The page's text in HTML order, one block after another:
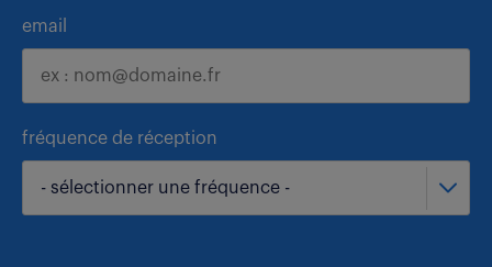
email
fréquence de réception
- sélectionner une fréquence -